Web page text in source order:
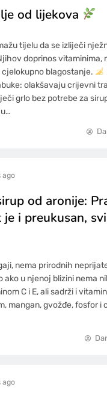
od lijekova
tijelu da se izliječi
doprinos vitaminima,
blagostanje.
olakšavaju crijevni
grlo bez potrebe za
ago
od aronije:
i preukusan,
nema prirodnih
ako u njenoj blizini nema
C i E, ali sadrži i
mangan, gvožđe, fosfor i
ago